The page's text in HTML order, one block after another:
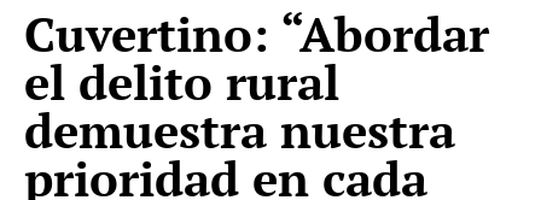
Cuvertino: “Abordar
el delito rural
demuestra nuestra
prioridad en cada